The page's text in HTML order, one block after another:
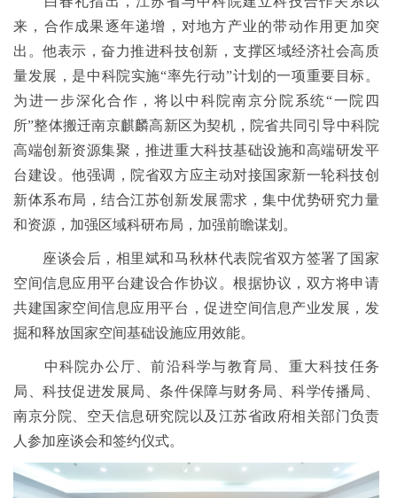
来，合作成果逐年递增，对地方产业的带动作用更加突
出。他表示，奋力推进科技创新，支撑区域经济社会高质
量发展，是中科院实施“率先行动”计划的一项重要目标。
为进一步深化合作，将以中科院南京分院系统“一院四
所”整体搬迁南京麒麟高新区为契机，院省共同引导中科院
高端创新资源集聚，推进重大科技基础设施和高端研发平
台建设。他强调，院省双方应主动对接国家新一轮科技创
新体系布局，结合江苏创新发展需求，集中优势研究力量
和资源，加强区域科研布局，加强前瞻谋划。
座谈会后，相里斌和马秋林代表院省双方签署了国家
空间信息应用平台建设合作协议。根据协议，双方将申请
共建国家空间信息应用平台，促进空间信息产业发展，发
掘和释放国家空间基础设施应用效能。
中科院办公厅、前沿科学与教育局、重大科技任务
局、科技促进发展局、条件保障与财务局、科学传播局、
南京分院、空天信息研究院以及江苏省政府相关部门负责
人参加座谈会和签约仪式。